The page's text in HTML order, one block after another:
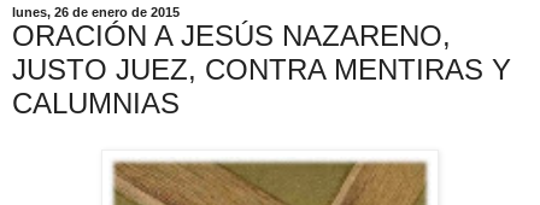
lunes, 26 de enero de 2015
ORACIÓN A JESÚS NAZARENO,
JUSTO JUEZ, CONTRA MENTIRAS Y
CALUMNIAS